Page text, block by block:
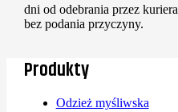
dni od odebrania przez kuriera
bez podania przyczyny.
Produkty
Odzież myśliwska